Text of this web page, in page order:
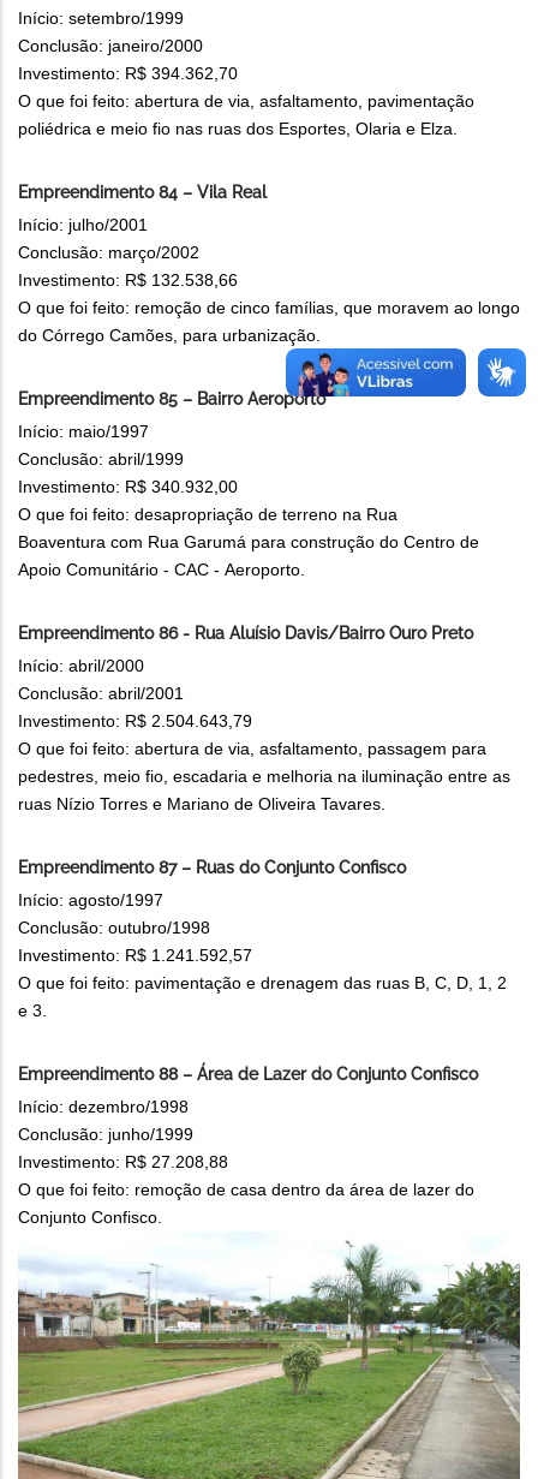
Início: setembro/1999
Conclusão: janeiro/2000
Investimento: R$ 394.362,70
O que foi feito: abertura de via, asfaltamento, pavimentação
poliédrica e meio fio nas ruas dos Esportes, Olaria e Elza.
Empreendimento 84 – Vila Real
Início: julho/2001
Conclusão: março/2002
Investimento: R$ 132.538,66
O que foi feito: remoção de cinco famílias, que moravem ao longo
do Córrego Camões, para urbanização.
Empreendimento 85 – Bairro Aeroporto
Início: maio/1997
Conclusão: abril/1999
Investimento: R$ 340.932,00
O que foi feito: desapropriação de terreno na Rua
Boaventura com Rua Garumá para construção do Centro de
Apoio Comunitário - CAC - Aeroporto.
Empreendimento 86 - Rua Aluísio Davis/Bairro Ouro Preto
Início: abril/2000
Conclusão: abril/2001
Investimento: R$ 2.504.643,79
O que foi feito: abertura de via, asfaltamento, passagem para
pedestres, meio fio, escadaria e melhoria na iluminação entre as
ruas Nízio Torres e Mariano de Oliveira Tavares.
Empreendimento 87 – Ruas do Conjunto Confisco
Início: agosto/1997
Conclusão: outubro/1998
Investimento: R$ 1.241.592,57
O que foi feito: pavimentação e drenagem das ruas B, C, D, 1, 2
e 3.
Empreendimento 88 – Área de Lazer do Conjunto Confisco
Início: dezembro/1998
Conclusão: junho/1999
Investimento: R$ 27.208,88
O que foi feito: remoção de casa dentro da área de lazer do
Conjunto Confisco.